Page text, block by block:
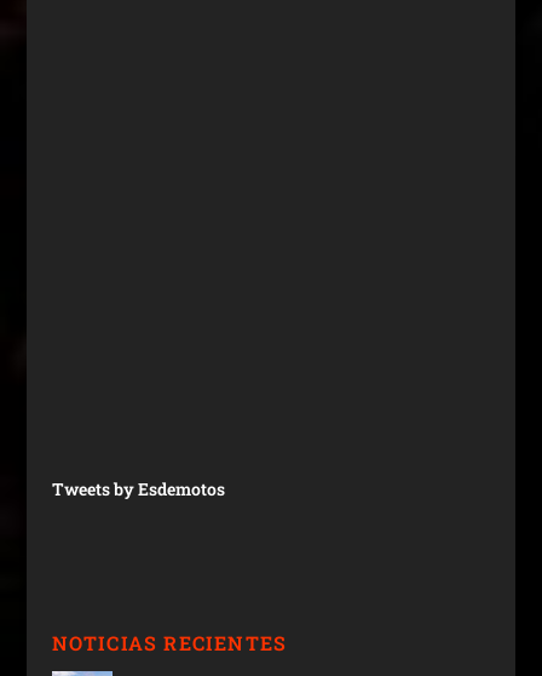
Tweets by Esdemotos
NOTICIAS RECIENTES